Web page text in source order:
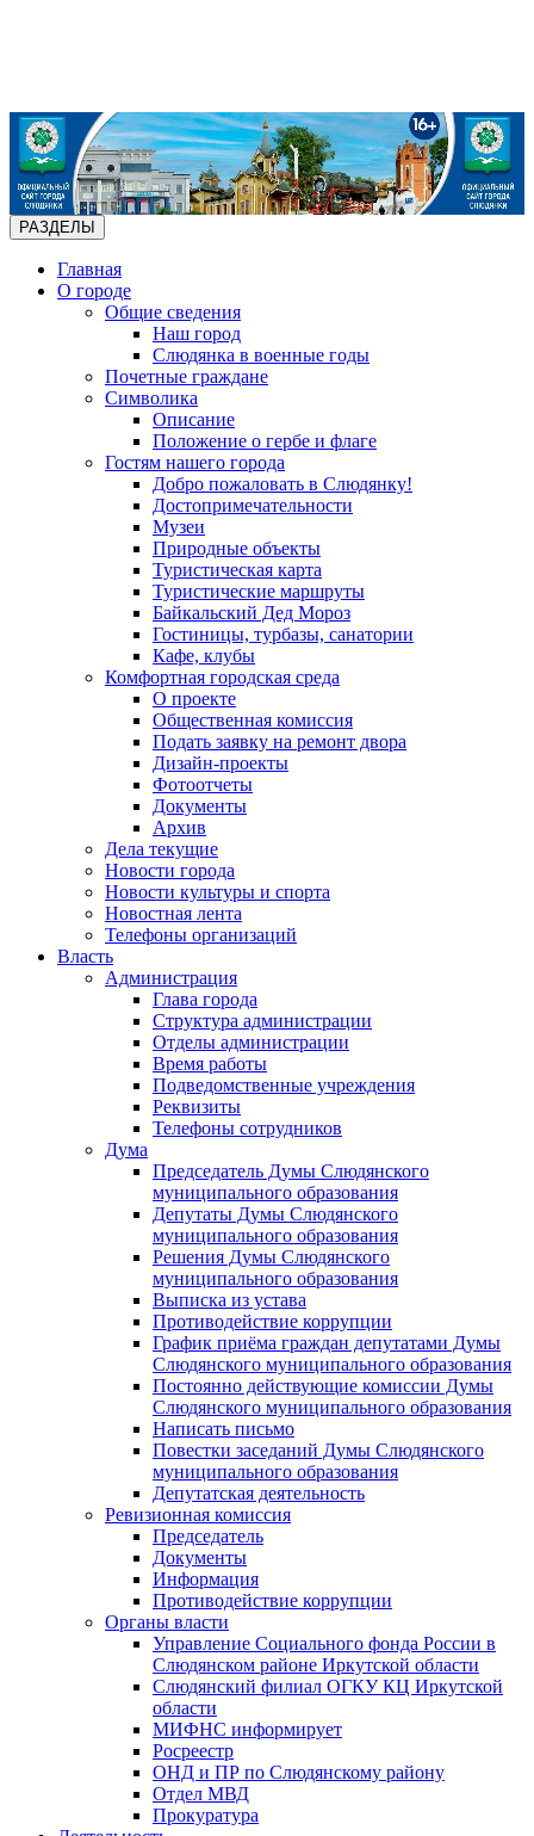
РАЗДЕЛЫ
Главная
О городе
Общие сведения
Наш город
Слюдянка в военные годы
Почетные граждане
Символика
Описание
Положение о гербе и флаге
Гостям нашего города
Добро пожаловать в Слюдянку!
Достопримечательности
Музеи
Природные объекты
Туристическая карта
Туристические маршруты
Байкальский Дед Мороз
Гостиницы, турбазы, санатории
Кафе, клубы
Комфортная городская среда
О проекте
Общественная комиссия
Подать заявку на ремонт двора
Дизайн-проекты
Фотоотчеты
Документы
Архив
Дела текущие
Новости города
Новости культуры и спорта
Новостная лента
Телефоны организаций
Власть
Администрация
Глава города
Структура администрации
Отделы администрации
Время работы
Подведомственные учреждения
Реквизиты
Телефоны сотрудников
Дума
Председатель Думы Слюдянского
муниципального образования
Депутаты Думы Слюдянского
муниципального образования
Решения Думы Слюдянского
муниципального образования
Выписка из устава
Противодействие коррупции
График приёма граждан депутатами Думы
Слюдянского муниципального образования
Постоянно действующие комиссии Думы
Слюдянского муниципального образования
Написать письмо
Повестки заседаний Думы Слюдянского
муниципального образования
Депутатская деятельность
Ревизионная комиссия
Председатель
Документы
Информация
Противодействие коррупции
Органы власти
Управление Социального фонда России в
Слюдянском районе Иркутской области
Слюдянский филиал ОГКУ КЦ Иркутской
области
МИФНС информирует
Росреестр
ОНД и ПР по Слюдянскому району
Отдел МВД
Прокуратура